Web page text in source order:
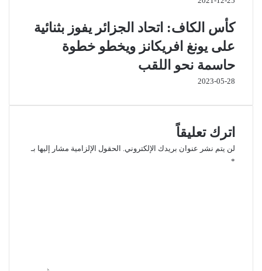
كأس الكاف: اتحاد الجزائر يفوز بثنائية
على يونغ افريكانز ويخطو خطوة
حاسمة نحو اللقب
2023-05-28
اترك تعليقاً
لن يتم نشر عنوان بريدك الإلكتروني. الحقول الإلزامية مشار إليها بـ
*